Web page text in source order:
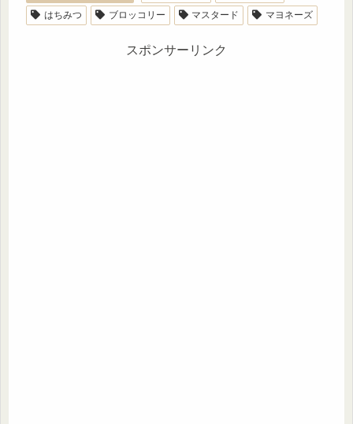
はちみつ
ブロッコリー マスタード マヨネーズ
スポンサーリンク